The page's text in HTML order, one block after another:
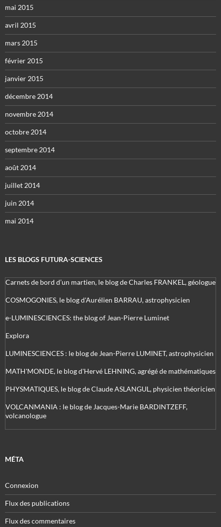
mai 2015
avril 2015
mars 2015
février 2015
janvier 2015
décembre 2014
novembre 2014
octobre 2014
septembre 2014
août 2014
juillet 2014
juin 2014
mai 2014
LES BLOGS FUTURA-SCIENCES
Carnets de bord d’un martien, le blog de Charles FRANKEL, géologue
COSMOGONIES, le blog d'Aurélien BARRAU, astrophysicien
e-LUMINESCIENCES: the blog of Jean-Pierre Luminet
Explora
LUMINESCIENCES : le blog de Jean-Pierre LUMINET, astrophysicien
MATH'MONDE, le blog d'Hervé LEHNING, agrégé de mathématiques
PHYSMATIQUES, le blog de Claude ASLANGUL, physicien théoricien
VOLCANMANIA : le blog de Jacques-Marie BARDINTZEFF,
volcanologue
MÉTA
Connexion
Flux des publications
Flux des commentaires